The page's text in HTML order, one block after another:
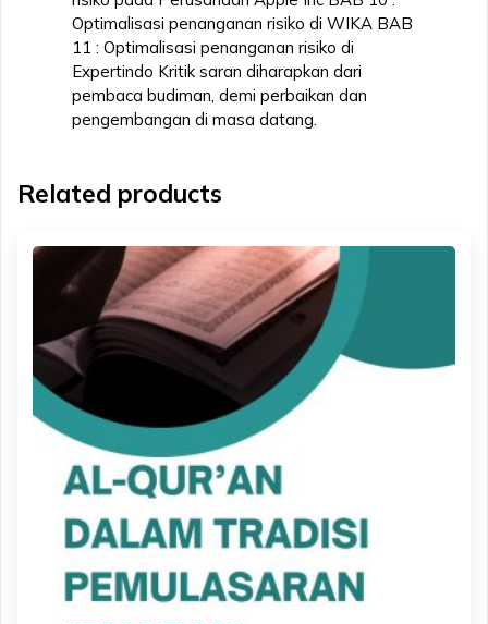
Optimalisasi penanganan risiko di WIKA BAB
11 : Optimalisasi penanganan risiko di
Expertindo Kritik saran diharapkan dari
pembaca budiman, demi perbaikan dan
pengembangan di masa datang.
Related products